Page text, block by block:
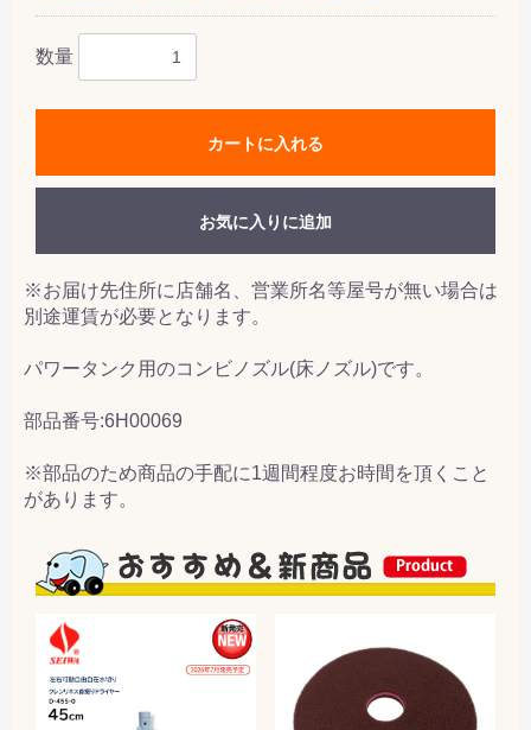
数量
カートに入れる
お気に入りに追加
※お届け先住所に店舗名、営業所名等屋号が無い場合は
別途運賃が必要となります。
パワータンク用のコンビノズル(床ノズル)です。
部品番号:6H00069
※部品のため商品の手配に1週間程度お時間を頂くこと
があります。